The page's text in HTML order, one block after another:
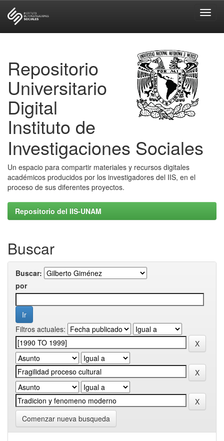
Repositorio
Universitario
Digital
Instituto de
Investigaciones Sociales
Un espacio para compartir materiales y recursos digitales
académicos producidos por los investigadores del IIS, en el
proceso de sus diferentes proyectos.
Repositorio del IIS-UNAM
Buscar
Buscar:
por
Filtros actuales:
Comenzar nueva busqueda